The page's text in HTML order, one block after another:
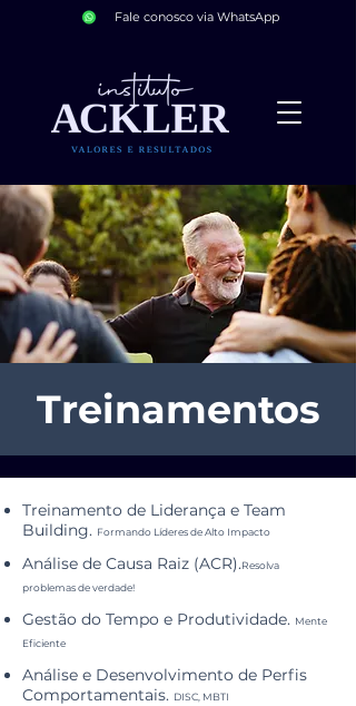
Fale conosco via WhatsApp
Treinamentos
Treinamento de Liderança e Team
Building. Formando Líderes de Alto Impacto
Análise de Causa Raiz (ACR).Resolva
problemas de verdade!
Gestão do Tempo e Produtividade. Mente
Eficiente
Análise e Desenvolvimento de Perfis
Comportamentais. DISC, MBTI